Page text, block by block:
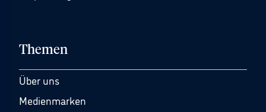
Themen
Über uns
Medienmarken